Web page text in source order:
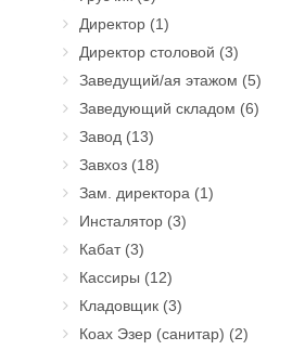
Директор(1)
Директор столовой (3)
Заведущий/ая этажом (5)
Заведующий складом (6)
Завод (13)
Завхоз(18)
Зам. директора (1)
Инсталятор(3)
Кабат(3)
Кассиры (12)
Кладовщик(3)
Коах Эзер (санитар) (2)